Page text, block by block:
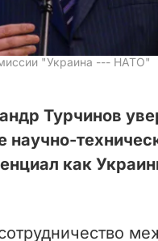
"Украина --- НАТО"
Турчинов
научно-
как